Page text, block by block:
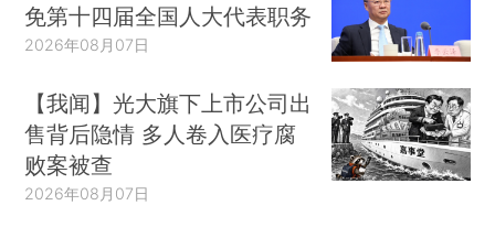
免第十四届全国人大代表职务
2026年08月07日
【我闻】光大旗下上市公司出
售背后隐情 多人卷入医疗腐
败案被查
2026年08月07日